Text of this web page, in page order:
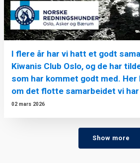
I flere år har vi hatt et godt
Kiwanis Club Oslo, og de har
som har kommet godt med. Her
om det flotte samarbeidet vi
02 mars 2026
Show more